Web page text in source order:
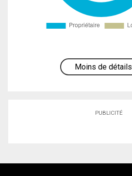
Moins de détails
PUBLICITÉ